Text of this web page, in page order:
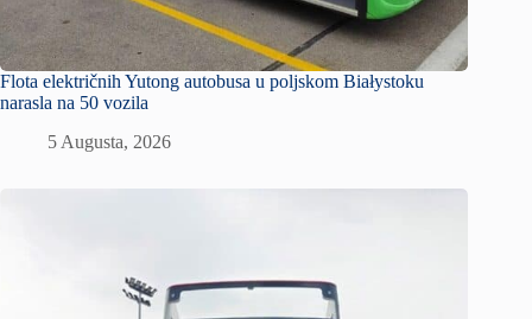
Flota električnih Yutong autobusa u poljskom Białystoku
narasla na 50 vozila
5 Augusta, 2026